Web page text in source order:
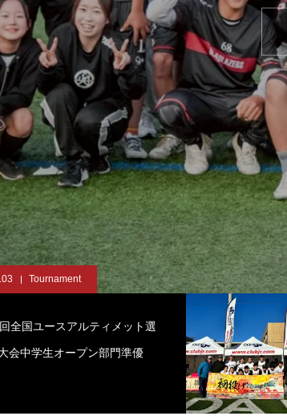
Tournament
全国ユースアルティメット選
会中学生オープン部門準優